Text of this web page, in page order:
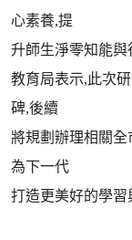
心素養,提
升師生淨零知能與
教育局表示,此次
碑,後續
將規劃辦理相關
為下一代
打造更美好的學習